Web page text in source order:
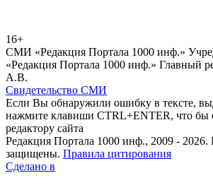
16+
СМИ «Редакция Портала 1000 инф.»
«Редакция Портала 1000 инф.» Главный
А.В.
Свидетельство СМИ
Если Вы обнаружили ошибку в тексте,
нажмите клавиши CTRL+ENTER, что бы
редактору сайта
Редакция Портала 1000 инф., 2009 - 2026.
защищены. Правила цитирования
Сделано в